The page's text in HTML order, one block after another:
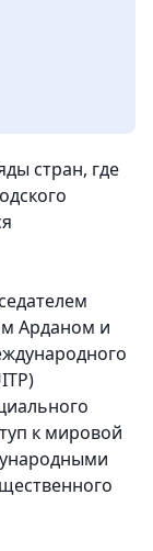
стран, где
Арданом и
к мировой